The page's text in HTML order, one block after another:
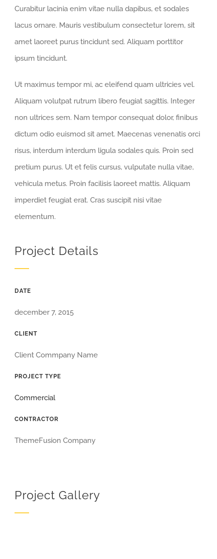
Curabitur lacinia enim vitae nulla dapibus, et sodales
lacus ornare. Mauris vestibulum consectetur lorem, sit
amet laoreet purus tincidunt sed. Aliquam porttitor
ipsum tincidunt.
Ut maximus tempor mi, ac eleifend quam ultricies vel.
Aliquam volutpat rutrum libero feugiat sagittis. Integer
non ultrices sem. Nam tempor consequat dolor, finibus
dictum odio euismod sit amet. Maecenas venenatis orci
risus, interdum interdum ligula sodales quis. Proin sed
pretium purus. Ut et felis cursus, vulputate nulla vitae,
vehicula metus. Proin facilisis laoreet mattis. Aliquam
imperdiet feugiat erat. Cras suscipit nisi vitae
elementum.
Project Details
DATE
december 7, 2015
CLIENT
Client Commpany Name
PROJECT TYPE
Commercial
CONTRACTOR
ThemeFusion Company
Project Gallery